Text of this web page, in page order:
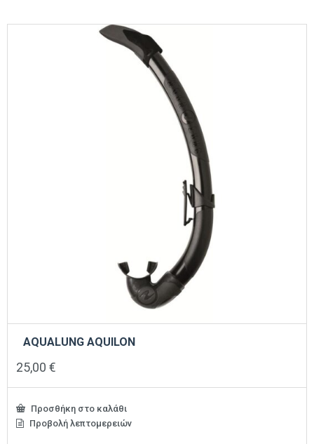
AQUALUNG AQUILON
25,00 €
Προσθήκη στο καλάθι
Προβολή λεπτομερειών